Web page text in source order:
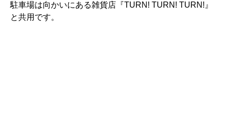
駐車場は向かいにある雑貨店『TURN! TURN! TURN!』
と共用です。